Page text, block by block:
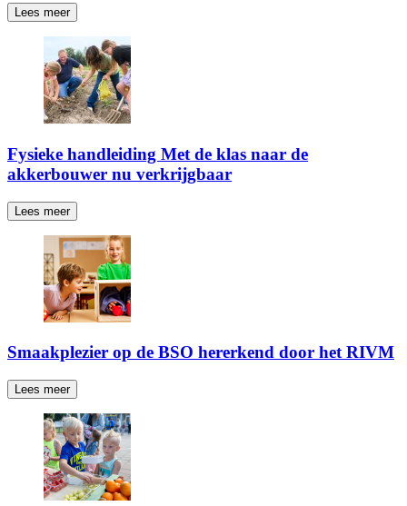
Lees meer
Fysieke handleiding Met de klas naar de
akkerbouwer nu verkrijgbaar
Lees meer
Smaakplezier op de BSO hererkend door het RIVM
Lees meer